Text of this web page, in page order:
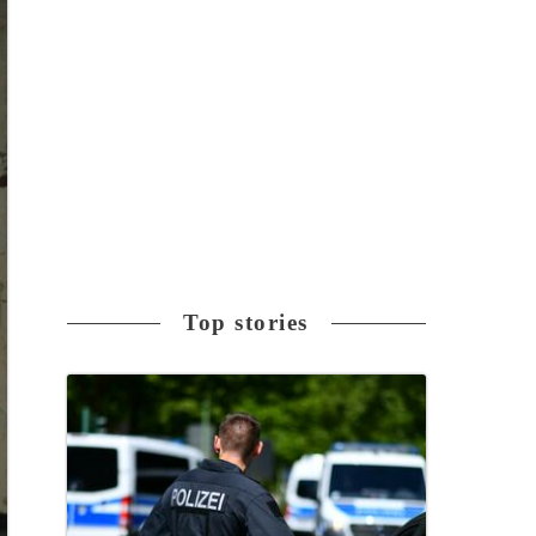
Top stories